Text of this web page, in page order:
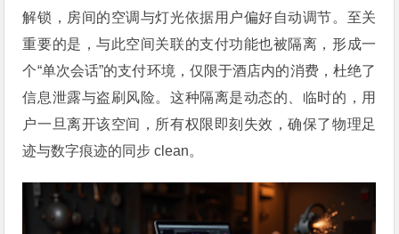
解锁，房间的空调与灯光依据用户偏好自动调节。至关
重要的是，与此空间关联的支付功能也被隔离，形成一
个“单次会话”的支付环境，仅限于酒店内的消费，杜绝了
信息泄露与盗刷风险。这种隔离是动态的、临时的，用
户一旦离开该空间，所有权限即刻失效，确保了物理足
迹与数字痕迹的同步 clean。